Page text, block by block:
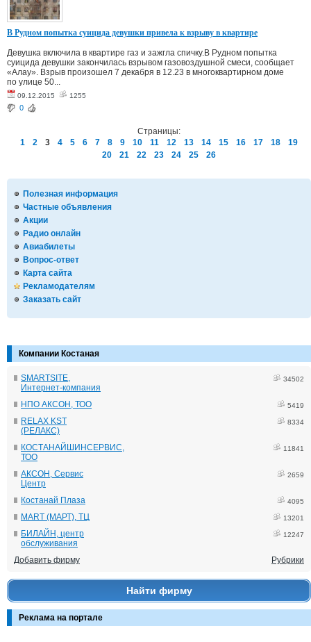
Полезная информация
Частные объявления
Акции
Радио онлайн
Авиабилеты
Вопрос-ответ
Карта сайта
Рекламодателям
Заказать сайт
Компании Костаная
SMARTSITE,
Интернет-компания
34502
НПО АКСОН, ТОО 5419
RELAX KST
(РЕЛАКС)
8334
КОСТАНАЙШИНСЕРВИС,
ТОО
11841
АКСОН, Сервис
Центр
2659
Костанай Плаза 4095
MART (МАРТ), ТЦ 13201
БИЛАЙН, центр
обслуживания
12247
Добавить фирму Рубрики
Найти фирму
Реклама на портале
В Рудном попытка суицида девушки привела к взрыву в квартире
Девушка включила в квартире газ и зажгла спичку.В Рудном попытка
суицида девушки закончилась взрывом газовоздушной смеси, сообщает
«Алау». Взрыв произошел 7 декабря в 12.23 в многоквартирном доме
по улице 50...
09.12.2015 1255
0
Страницы:
1
2 3 4 5 6 7 8 9 10 11 12 13 14 15 16 17 18
19
20
21 22 23 24 25 26